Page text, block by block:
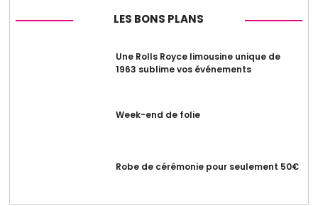
LES BONS PLANS
Une Rolls Royce limousine unique de
1963 sublime vos événements
Week-end de folie
Robe de cérémonie pour seulement 50€